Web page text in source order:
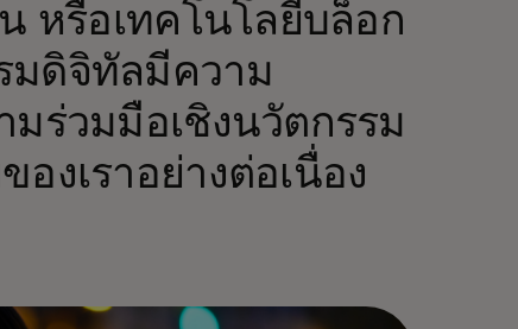
หรือเทคโนโลยีบล็อก
มดิจิทัลมีความ
ร่วมมือเชิงนวัตกรรม
งเราอย่างต่อเนื่อง